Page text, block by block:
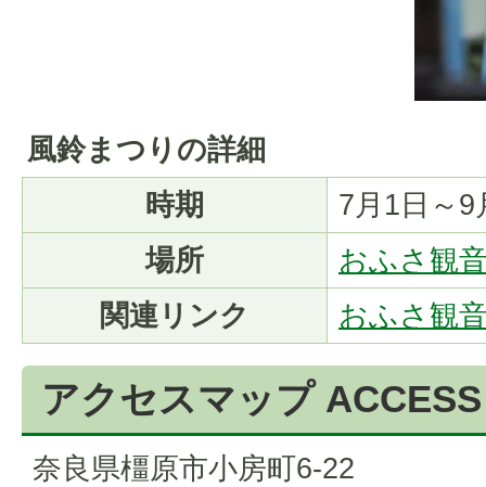
風鈴まつりの詳細
時期
7月1日～9
場所
おふさ観
関連リンク
おふさ観
アクセスマップ
奈良県橿原市小房町6-22